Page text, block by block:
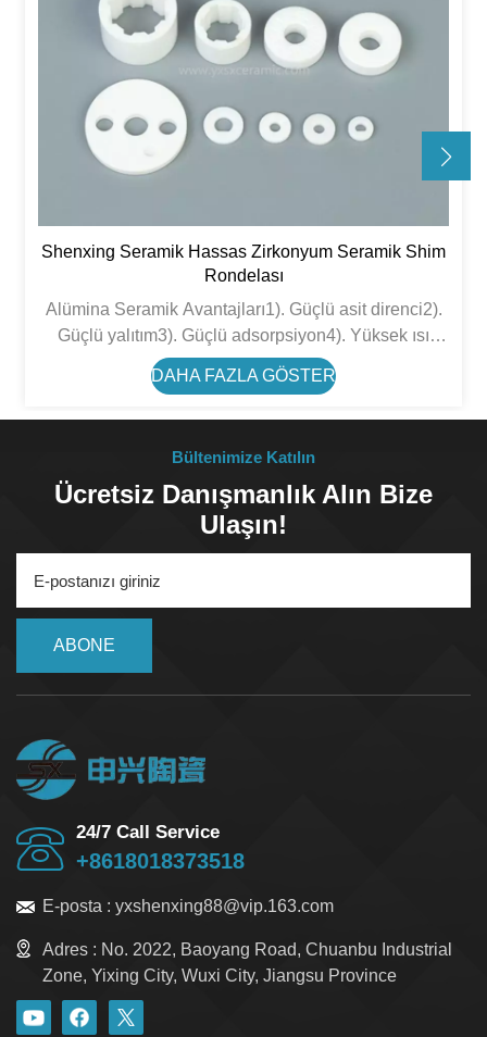
Shenxing Seramik Hassas Zirkonyum Seramik Shim
Rondelası
Alümina Seramik Avantajları1). Güçlü asit direnci2).
Güçlü yalıtım3). Güçlü adsorpsiyon4). Yüksek ısı
yalıtım performansı 5). Kimyasal kararlılık6). Yüksek
basınç dayanımı
DAHA FAZLA GÖSTER
Bültenimize Katılın
Ücretsiz Danışmanlık Alın Bize
Ulaşın!
ABONE
24/7 Call Service
+8618018373518
E-posta : yxshenxing88@vip.163.com
Adres : No. 2022, Baoyang Road, Chuanbu Industrial
Zone, Yixing City, Wuxi City, Jiangsu Province